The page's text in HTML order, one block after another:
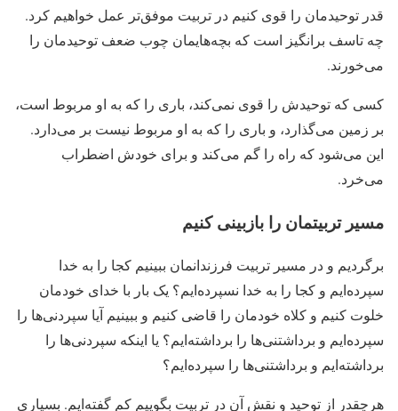
قدر توحیدمان را قوی کنیم در تربیت موفق‌تر عمل خواهیم کرد.
چه تاسف برانگیز است که بچه‌هایمان چوب ضعف توحیدمان را
می‌خورند.
کسی که توحیدش را قوی نمی‌کند، باری را که به او مربوط است،
بر زمین می‌گذارد، و باری را که به او مربوط نیست بر می‌دارد.
این می‌شود که راه را گم می‌کند و برای خودش اضطراب
می‌خرد.
مسیر تربیتمان را بازبینی کنیم
برگردیم و در مسیر تربیت فرزندانمان ببینیم کجا را به خدا
سپرده‌ایم و کجا را به خدا نسپرده‌ایم؟ یک بار با خدای خودمان
خلوت کنیم و کلاه خودمان را قاضی کنیم و ببینیم آیا سپردنی‌ها را
سپرده‌ایم و برداشتنی‌ها را برداشته‌ایم؟ یا اینکه سپردنی‌ها را
برداشته‌ایم و برداشتنی‌ها را سپرده‌ایم؟
هرچقدر از توحید و نقش آن در تربیت بگوییم کم گفته‌ایم. بسیاری